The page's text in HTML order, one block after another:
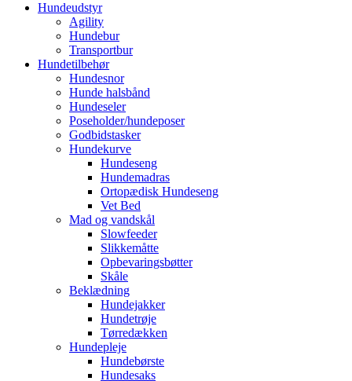
Hundeudstyr
Agility
Hundebur
Transportbur
Hundetilbehør
Hundesnor
Hunde halsbånd
Hundeseler
Poseholder/hundeposer
Godbidstasker
Hundekurve
Hundeseng
Hundemadras
Ortopædisk Hundeseng
Vet Bed
Mad og vandskål
Slowfeeder
Slikkemåtte
Opbevaringsbøtter
Skåle
Beklædning
Hundejakker
Hundetrøje
Tørredækken
Hundepleje
Hundebørste
Hundesaks